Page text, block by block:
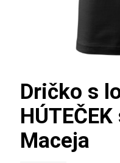
Dričko s
Maceja